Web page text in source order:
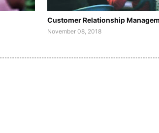
Customer Relationship
November 08, 2018